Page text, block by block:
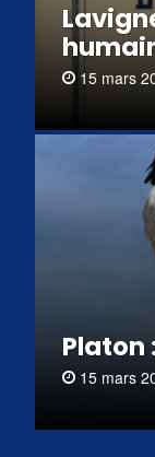
15 mars
Platon
15 mars